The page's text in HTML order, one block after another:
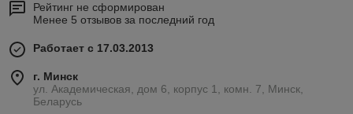
Рейтинг не сформирован
Менее 5 отзывов за последний год
Работает с 17.03.2013
г. Минск
ул. Академическая, дом 6, корпус 1, комн. 7, Минск,
Беларусь